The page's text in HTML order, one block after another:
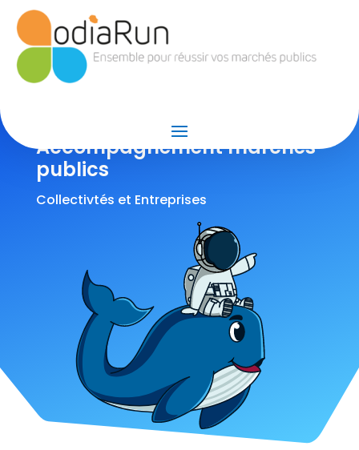
Accompagnement marchés
publics
Collectivtés et Entreprises